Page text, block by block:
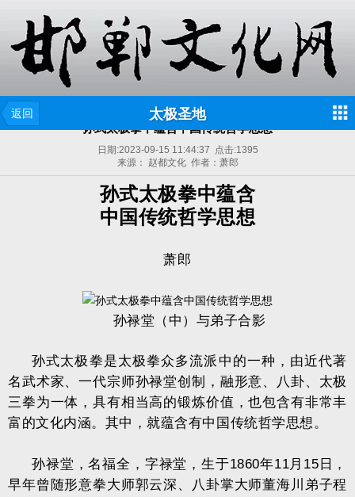
返回 太极圣地
孙式太极拳中蕴含中国传统哲学思想
日期:2023-09-15 11:44:37 点击:1395
来源： 赵都文化 作者：萧郎
孙式太极拳中蕴含
中国传统哲学思想
萧郎
孙禄堂（中）与弟子合影
孙式太极拳是太极拳众多流派中的一种，由近代著
名武术家、一代宗师孙禄堂创制，融形意、八卦、太极
三拳为一体，具有相当高的锻炼价值，也包含有非常丰
富的文化内涵。其中，就蕴含有中国传统哲学思想。
孙禄堂，名福全，字禄堂，生于1860年11月15日，
早年曾随形意拳大师郭云深、八卦掌大师董海川弟子程